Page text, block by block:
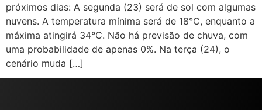
próximos dias: A segunda (23) será de sol com algumas
nuvens. A temperatura mínima será de 18°C, enquanto a
máxima atingirá 34°C. Não há previsão de chuva, com
uma probabilidade de apenas 0%. Na terça (24), o
cenário muda […]